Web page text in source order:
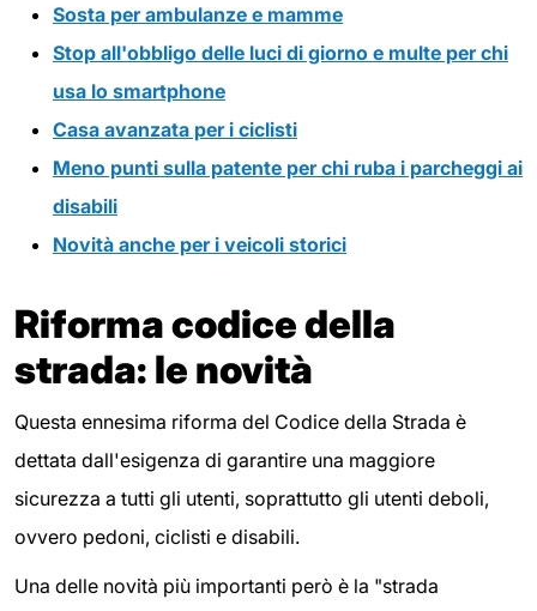
Sosta per ambulanze e mamme
Stop all'obbligo delle luci di giorno e multe per chi
usa lo smartphone
Casa avanzata per i ciclisti
Meno punti sulla patente per chi ruba i parcheggi ai
disabili
Novità anche per i veicoli storici
Riforma codice della
strada: le novità
Questa ennesima riforma del Codice della Strada è
dettata dall'esigenza di garantire una maggiore
sicurezza a tutti gli utenti, soprattutto gli utenti deboli,
ovvero pedoni, ciclisti e disabili.
Una delle novità più importanti però è la "strada